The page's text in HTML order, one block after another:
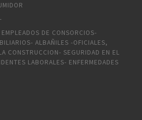
DE CONSORCIOS-
ALBAÑILES -OFICIALES,
CONSTRUCCION- SEGURIDAD EN EL
LABORALES- ENFERMEDADES